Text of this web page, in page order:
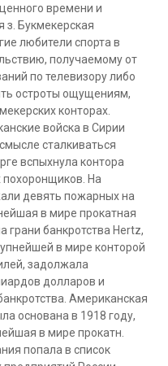
времени и
з. Букмекерская
любители спорта в
получаемому от
по телевизору либо
остроты ощущениям,
конторах.
войска в Сирии
сталкиваться
вспыхнула контора
похоронщиков. На
девять пожарных на
в мире прокатная
грани банкротства Hertz,
в мире конторой
задолжала
долларов и
Американская
основана в 1918 году,
в мире прокатн.
попала в список